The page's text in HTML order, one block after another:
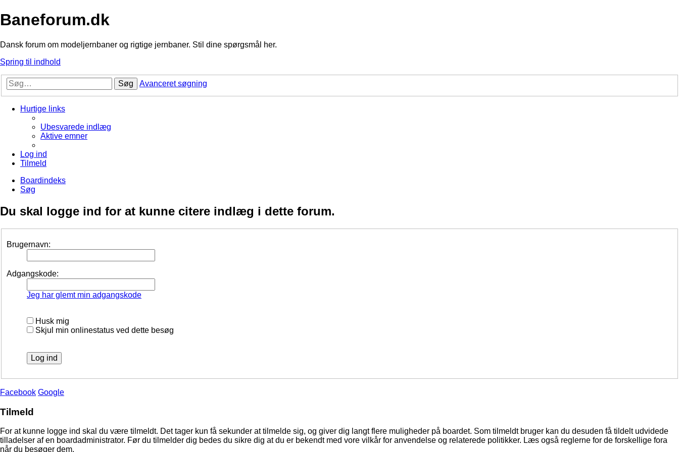
Baneforum.dk
Dansk forum om modeljernbaner og rigtige jernbaner. Stil dine spørgsmål her.
Spring til indhold
Søg Avanceret søgning
Hurtige links
Ubesvarede indlæg
Aktive emner
Log ind
Tilmeld
Boardindeks
Søg
Du skal logge ind for at kunne citere indlæg i dette forum.
Brugernavn:
Adgangskode:
Jeg har glemt min adgangskode
Husk mig
Skjul min onlinestatus ved dette besøg
Facebook Google
Tilmeld
For at kunne logge ind skal du være tilmeldt. Det tager kun få sekunder at tilmelde sig, og giver dig langt flere muligheder på boardet. Som tilmeldt bruger kan du desuden få tildelt udvidede
tilladelser af en boardadministrator. Før du tilmelder dig bedes du sikre dig at du er bekendt med vore vilkår for anvendelse og relaterede politikker. Læs også reglerne for de forskellige fora
når du besøger dem.